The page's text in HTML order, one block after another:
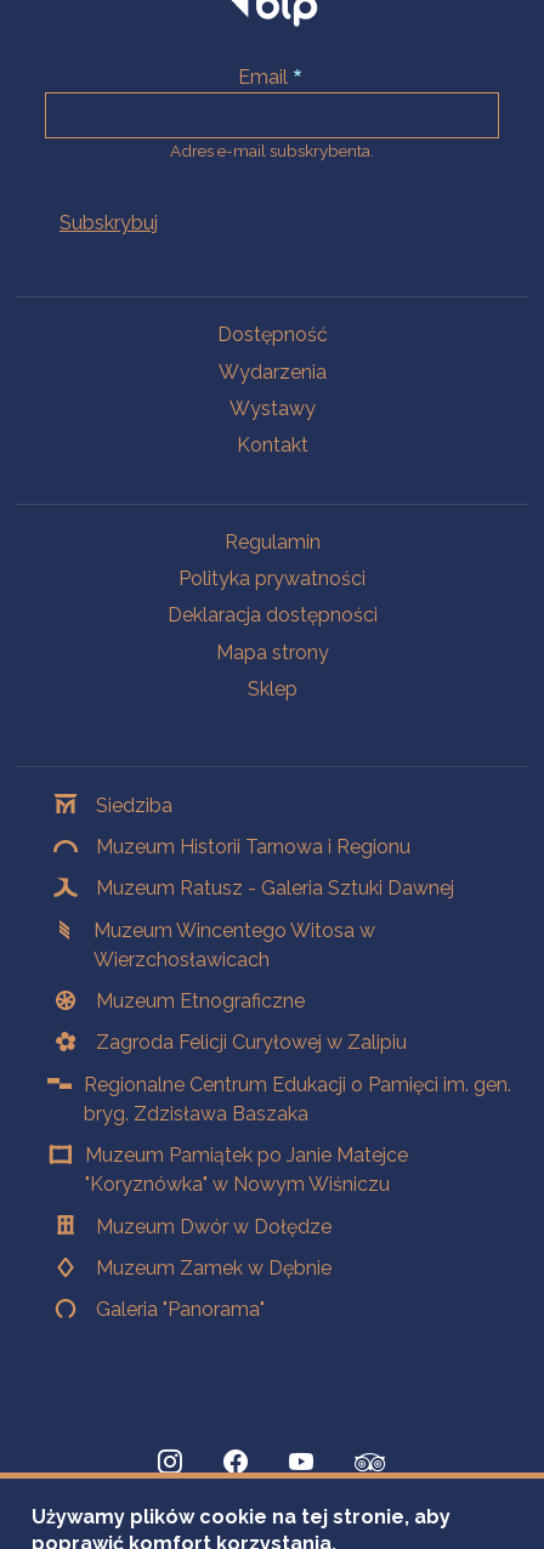
Email
Adres e-mail subskrybenta.
Dostępność
Wydarzenia
Wystawy
Kontakt
Regulamin
Polityka prywatności
Deklaracja dostępności
Mapa strony
Sklep
Siedziba
Muzeum Historii Tarnowa i Regionu
Muzeum Ratusz - Galeria Sztuki Dawnej
Muzeum Wincentego Witosa w
Wierzchosławicach
Muzeum Etnograficzne
Zagroda Felicji Curyłowej w Zalipiu
Regionalne Centrum Edukacji o Pamięci im. gen.
bryg. Zdzisława Baszaka
Muzeum Pamiątek po Janie Matejce
"Koryznówka" w Nowym Wiśniczu
Muzeum Dwór w Dołędze
Muzeum Zamek w Dębnie
Galeria "Panorama"
Używamy plików cookie na tej stronie, aby
poprawić komfort korzystania.